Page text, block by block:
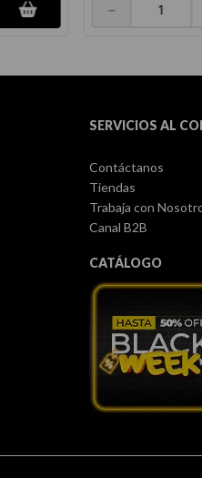
－
SERVICIOS AL
Contáctanos
Tiendas
Trabaja con
Canal B2B
CATÁLOGO